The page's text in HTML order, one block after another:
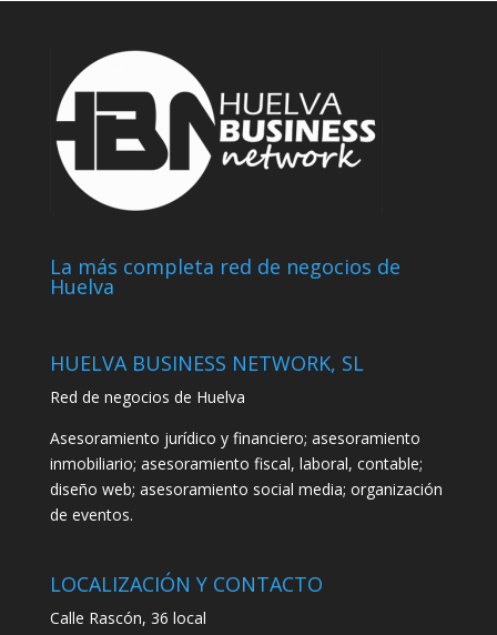
La más completa red de negocios de
Huelva
HUELVA BUSINESS NETWORK, SL
Red de negocios de Huelva
Asesoramiento jurídico y financiero; asesoramiento
inmobiliario; asesoramiento fiscal, laboral, contable;
diseño web; asesoramiento social media; organización
de eventos.
LOCALIZACIÓN Y CONTACTO
Calle Rascón, 36 local